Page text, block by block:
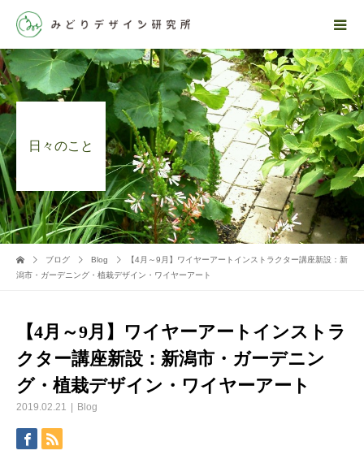
日々のこと
ブログ Blog
【4月～9月】ワイヤーアートインストラクター講座新設：新
潟市・ガーデニング・植栽デザイン・ワイヤーアート
【4月～9月】ワイヤーアートインストラ
クター講座新設：新潟市・ガーデニン
グ・植栽デザイン・ワイヤーアート
2019.02.21 Blog